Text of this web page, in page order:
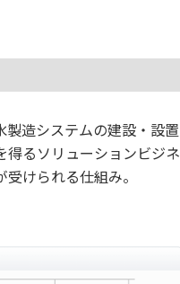
造システムの建設・設置
得るソリューションビジネ
けられる仕組み。